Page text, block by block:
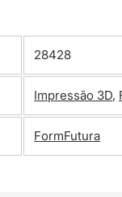
28428
Impressão 3D,
FormFutura